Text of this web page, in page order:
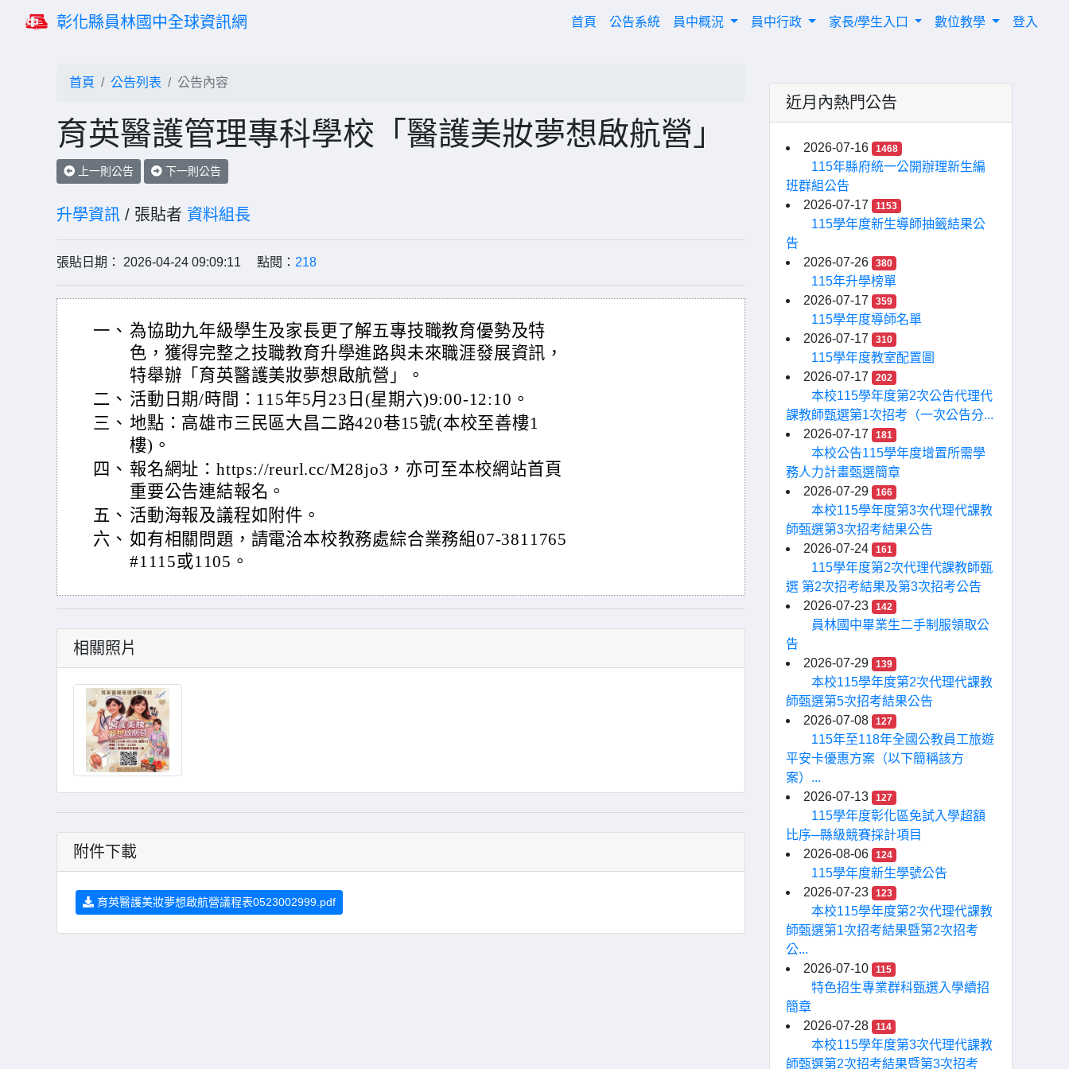
彰化縣員林國中全球資訊網 首頁 (current)
公告系統 員中概況 員中行政 家長/學生入口 數位教學 登入
首頁 公告列表 公告內容
育英醫護管理專科學校「醫護美妝夢想啟航營」
上一則公告 下一則公告
升學資訊 / 張貼者 資料組長
張貼日期： 2026-04-24 09:09:11 點閱： 218
一、 為協助九年級學生及家長更了解五專技職教育優勢及特
色，獲得完整之技職教育升學進路與未來職涯發展資訊，
特舉辦「育英醫護美妝夢想啟航營」。
二、 活動日期/時間：115年5月23日(星期六)9:00-12:10。
三、 地點：高雄市三民區大昌二路420巷15號(本校至善樓1
樓)。
四、 報名網址：https://reurl.cc/M28jo3，亦可至本校網站首頁
重要公告連結報名。
五、 活動海報及議程如附件。
六、 如有相關問題，請電洽本校教務處綜合業務組07-3811765
#1115或1105。
相關照片
附件下載
育英醫護美妝夢想啟航營議程表0523002999.pdf
近月內熱門公告
2026-07-16 1468
115年縣府統一公開辦理新生編
班群組公告
2026-07-17
1153
115學年度新生導師抽籤結果公
告
2026-07-26
380
115年升學榜單
2026-07-17
359
115學年度導師名單
2026-07-17
310
115學年度教室配置圖
2026-07-17
202
本校115學年度第2次公告代理代
課教師甄選第1次招考（一次公告分...
2026-07-17
181
本校公告115學年度增置所需學
務人力計畫甄選簡章
2026-07-29
166
本校115學年度第3次代理代課教
師甄選第3次招考結果公告
2026-07-24
161
115學年度第2次代理代課教師甄
選 第2次招考結果及第3次招考公告
2026-07-23
142
員林國中畢業生二手制服領取公
告
2026-07-29
139
本校115學年度第2次代理代課教
師甄選第5次招考結果公告
2026-07-08
127
115年至118年全國公教員工旅遊
平安卡優惠方案（以下簡稱該方
案）...
2026-07-13
127
115學年度彰化區免試入學超額
比序─縣級競賽採計項目
2026-08-06
124
115學年度新生學號公告
2026-07-23
123
本校115學年度第2次代理代課教
師甄選第1次招考結果暨第2次招考
公...
2026-07-10
115
特色招生專業群科甄選入學續招
簡章
2026-07-28
114
本校115學年度第3次代理代課教
師甄選第2次招考結果暨第3次招考